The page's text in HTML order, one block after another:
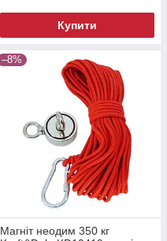
Купити
–8%
Магніт неодим 350 кг